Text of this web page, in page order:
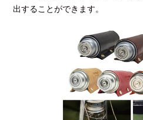
出することができます。